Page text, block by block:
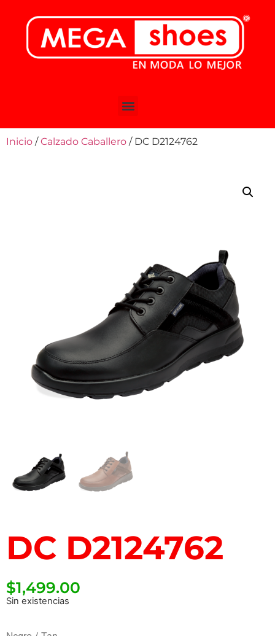
Inicio /Calzado Caballero / DC D2124762
DC D2124762
$1,499.00
Sin existencias